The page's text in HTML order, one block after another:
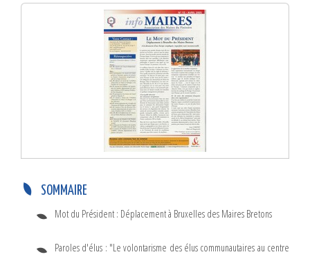
SOMMAIRE
Mot du Président : Déplacement à Bruxelles des Maires Bretons
Paroles d'élus : "Le volontarisme des élus communautaires au centre